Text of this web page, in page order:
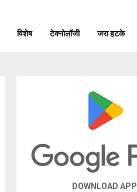
विशेष टेक्नोलॉजी जरा हटके
DOWNLOAD APP